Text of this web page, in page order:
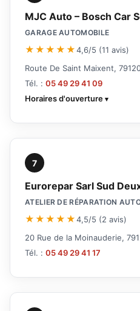
MJC Auto – Bosch Car
GARAGE AUTOMOBILE
★★★★★4,6/5 (11 avis)
Route De Saint Maixent,
Tél. : 05 49 29 41 09
Horaires d'ouverture
7
Eurorepar Sarl Sud
ATELIER DE RÉPARATION
★★★★★4,5/5 (2 avis)
20 Rue de la Moinauderie,
Tél. : 05 49 29 41 17